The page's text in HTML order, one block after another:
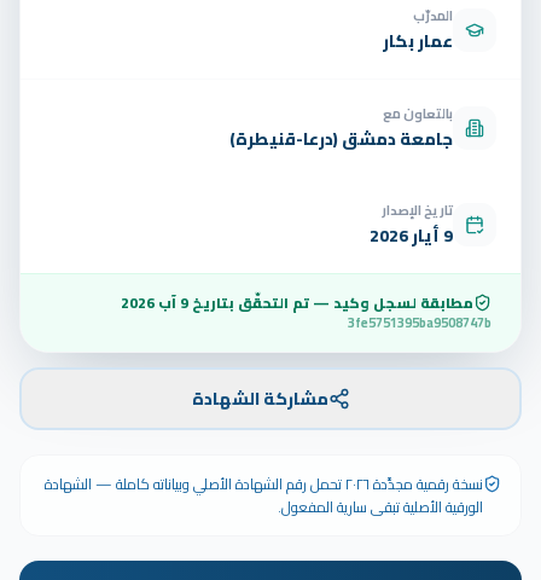
المدرّب
عمار بكار
بالتعاون مع
جامعة دمشق (درعا-قنيطرة)
تاريخ الإصدار
9 أيار 2026
مطابقة لسجل وكيد — تم التحقّق بتاريخ9 آب 2026
3fe5751395ba9508747b
مشاركة الشهادة
نسخة رقمية مجدَّدة ٢٠٢٦ تحمل رقم الشهادة الأصلي وبياناته كاملة — الشهادة
الورقية الأصلية تبقى سارية المفعول.